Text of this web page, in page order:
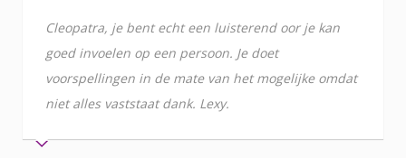
Cleopatra, je bent echt een luisterend oor je kan
goed invoelen op een persoon. Je doet
voorspellingen in de mate van het mogelijke omdat
niet alles vaststaat dank. Lexy.